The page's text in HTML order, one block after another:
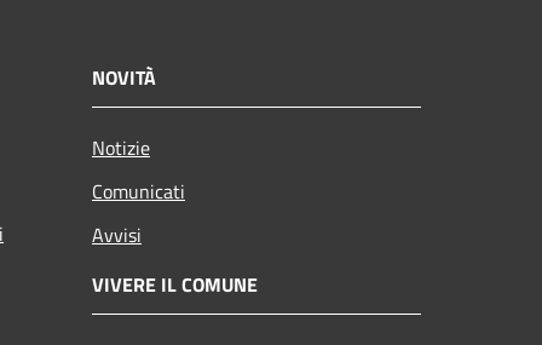
NOVITÀ
Notizie
Comunicati
Avvisi
VIVERE IL COMUNE